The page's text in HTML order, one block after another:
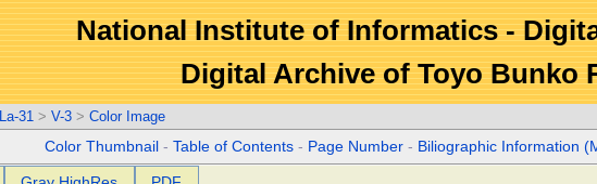
National Institute of Informatics -
Digital Archive of Toyo Bunko
La-31 > V-3 > Color Image
Color Thumbnail -Table of Contents - Page Number - Biliographic Information